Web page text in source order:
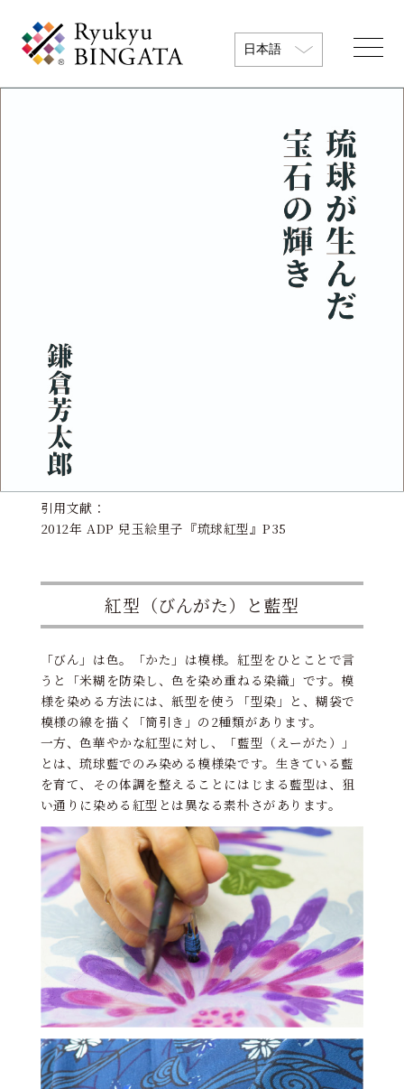
引用文献：
2012年 ADP 兒玉絵里子『琉球紅型』P35
紅型（びんがた）と藍型
「びん」は色。「かた」は模様。紅型をひとことで言
うと「米糊を防染し、色を染め重ねる染織」です。模
様を染める方法には、紙型を使う「型染」と、糊袋で
模様の線を描く「筒引き」の2種類があります。
一方、色華やかな紅型に対し、「藍型（えーがた）」
とは、琉球藍でのみ染める模様染です。生きている藍
を育て、その体調を整えることにはじまる藍型は、狙
い通りに染める紅型とは異なる素朴さがあります。